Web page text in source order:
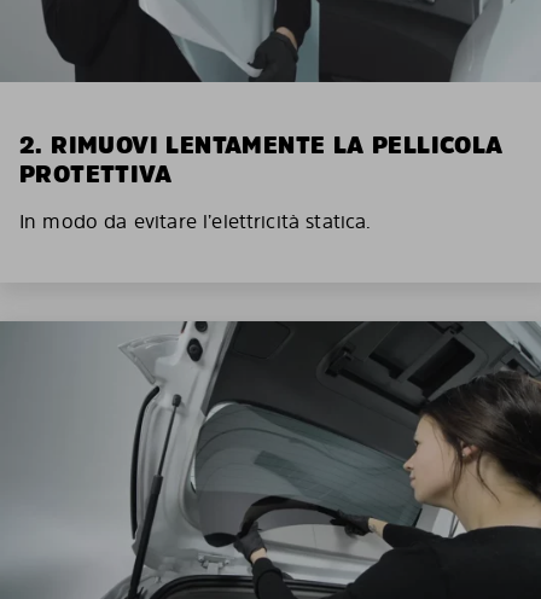
2. RIMUOVI LENTAMENTE LA PELLICOLA
PROTETTIVA
In modo da evitare l’elettricità statica.